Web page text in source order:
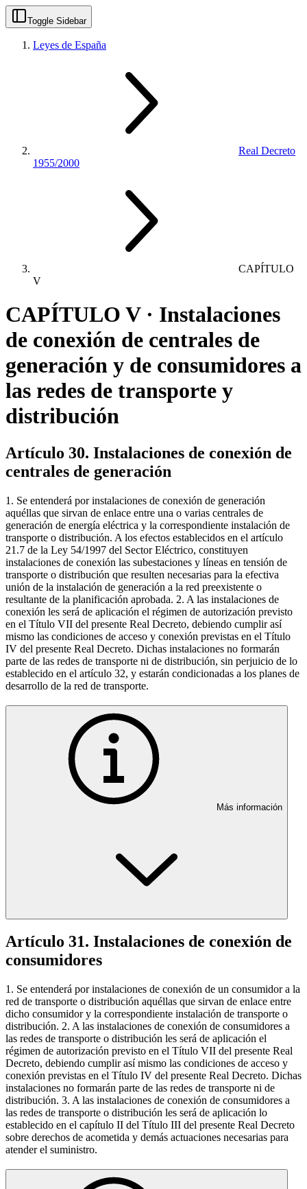
Toggle Sidebar
Leyes de España
Real Decreto
1955/2000
CAPÍTULO
V
CAPÍTULO V · Instalaciones
de conexión de centrales de
generación y de consumidores a
las redes de transporte y
distribución
Artículo 30. Instalaciones de conexión de
centrales de generación
1. Se entenderá por instalaciones de conexión de generación
aquéllas que sirvan de enlace entre una o varias centrales de
generación de energía eléctrica y la correspondiente instalación de
transporte o distribución. A los efectos establecidos en el artículo
21.7 de la Ley 54/1997 del Sector Eléctrico, constituyen
instalaciones de conexión las subestaciones y líneas en tensión de
transporte o distribución que resulten necesarias para la efectiva
unión de la instalación de generación a la red preexistente o
resultante de la planificación aprobada. 2. A las instalaciones de
conexión les será de aplicación el régimen de autorización previsto
en el Título VII del presente Real Decreto, debiendo cumplir así
mismo las condiciones de acceso y conexión previstas en el Título
IV del presente Real Decreto. Dichas instalaciones no formarán
parte de las redes de transporte ni de distribución, sin perjuicio de lo
establecido en el artículo 32, y estarán condicionadas a los planes de
desarrollo de la red de transporte.
Más información
Artículo 31. Instalaciones de conexión de
consumidores
1. Se entenderá por instalaciones de conexión de un consumidor a la
red de transporte o distribución aquéllas que sirvan de enlace entre
dicho consumidor y la correspondiente instalación de transporte o
distribución. 2. A las instalaciones de conexión de consumidores a
las redes de transporte o distribución les será de aplicación el
régimen de autorización previsto en el Título VII del presente Real
Decreto, debiendo cumplir así mismo las condiciones de acceso y
conexión previstas en el Título IV del presente Real Decreto. Dichas
instalaciones no formarán parte de las redes de transporte ni de
distribución. 3. A las instalaciones de conexión de consumidores a
las redes de transporte o distribución les será de aplicación lo
establecido en el capítulo II del Título III del presente Real Decreto
sobre derechos de acometida y demás actuaciones necesarias para
atender el suministro.